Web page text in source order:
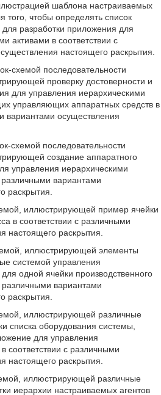
шаблона настраиваемых
того, чтобы определять список
для разработки приложения для
активами в соответствии с
настоящего раскрытия.
схемой последовательности
проверку достоверности и
для управления иерархическими
управляющих аппаратных средств в
вариантами осуществления
схемой последовательности
создание аппаратного
управления иерархическими
различными вариантами
раскрытия.
иллюстрирующей пример ячейки
в соответствии с различными
настоящего раскрытия.
иллюстрирующей элементы
системой управления
одной ячейки производственного
различными вариантами
раскрытия.
иллюстрирующей различные
списка оборудования системы,
для управления
соответствии с различными
настоящего раскрытия.
иллюстрирующей различные
иерархии настраиваемых агентов